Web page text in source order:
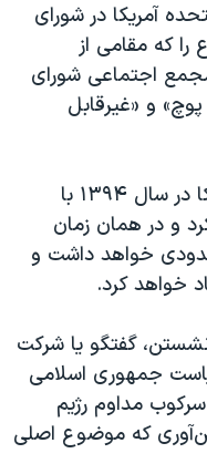
آمریکا در شورای
که مقامی از
اجتماعی شورای
و «غیرقابل
او تأکید کرد که ایالات متحده آمریکا در سال ۱۳۹۴ با
و در همان زمان
خواهد داشت و
خواهد کرد.
نشستن، گفتگو یا شرکت
جمهوری اسلامی
مداوم رژیم
فن‌آوری که موضوع اصلی